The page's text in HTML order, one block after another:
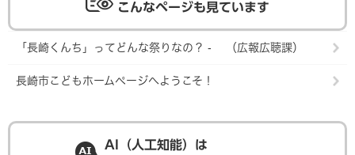
こんなページも見ています
「長崎くんち」ってどんな祭りなの？ - （広報広聴課）
長崎市こどもホームページへようこそ！
AI（人工知能）は